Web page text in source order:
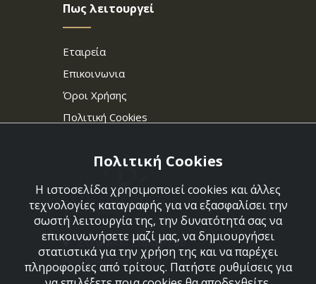
Πως λειτουργεί
Εταιρεία
Επικοινωνια
Όροι Χρήσης
Πολιτική Cookies
Στεφάνου Σαράφη 36,
Αργυρούπολη 164 52
Πολιτική Cookies
Η ιστοσελίδα χρησιμοποιεί cookies και άλλες
τεχνολογίες καταγραφής για να εξασφαλίσει την
σωστή λειτουργία της, την δυνατότητά σας να
επικοινωνήσετε μαζί μας, να δημιουργήσει
στατιστικά για την χρήση της και να παρέχει
πληροφορίες από τρίτους. Πατήστε ρυθμίσεις για